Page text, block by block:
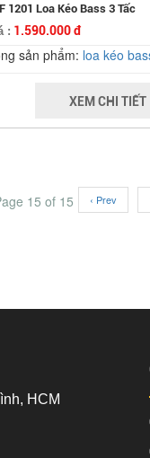
1201 Loa Kéo Bass 3 Tấc
: 1.590.000 đ
sản phẩm: loa kéo
XEM CHI TIẾT
15 of 15 ‹ Prev
HCM